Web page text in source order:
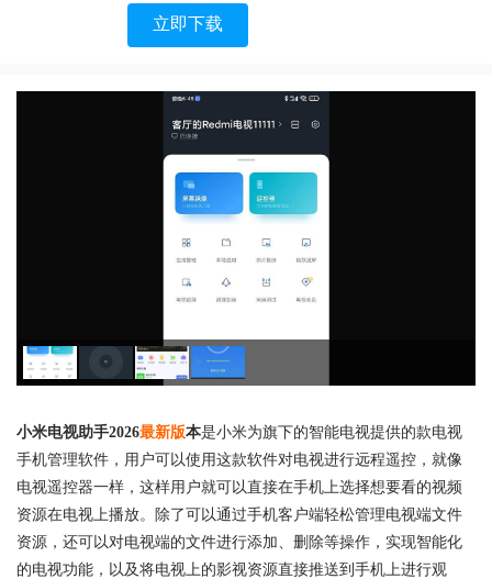
立即下载
小米电视助手2026最新版本是小米为旗下的智能电视提供的款电视
手机管理软件，用户可以使用这款软件对电视进行远程遥控，就像
电视遥控器一样，这样用户就可以直接在手机上选择想要看的视频
资源在电视上播放。除了可以通过手机客户端轻松管理电视端文件
资源，还可以对电视端的文件进行添加、删除等操作，实现智能化
的电视功能，以及将电视上的影视资源直接推送到手机上进行观